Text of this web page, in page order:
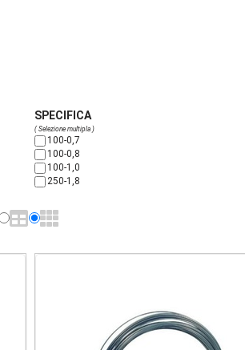
SPECIFICA
( Selezione multipla )
100-0,7
100-0,8
100-1,0
250-1,8